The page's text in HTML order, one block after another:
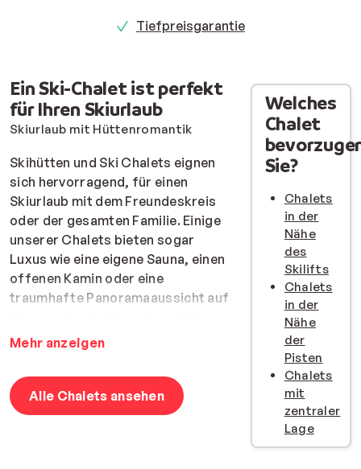
Tiefpreisgarantie
Ein Ski-Chalet ist perfekt
für Ihren Skiurlaub
Skiurlaub mit Hüttenromantik
Skihütten und Ski Chalets eignen
sich hervorragend, für einen
Skiurlaub mit dem Freundeskreis
oder der gesamten Familie. Einige
unserer Chalets bieten sogar
Luxus wie eine eigene Sauna, einen
offenen Kamin oder eine
traumhafte Panoramaaussicht auf
man nach dem Skifahren zum
sich mit der gesamten Gruppe
oder Familie gemütlich etwas
kochen oder man versammelt sich
Mehr anzeigen
Alle Chalets ansehen
Welches
Chalet
Sie?
Chalets
in der
Nähe
des
Skilifts
Chalets
in der
Nähe
der
Pisten
Chalets
mit
zentraler
Lage